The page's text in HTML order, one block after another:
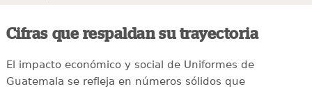
Cifras que respaldan su trayectoria
El impacto económico y social de Uniformes de
Guatemala se refleja en números sólidos que